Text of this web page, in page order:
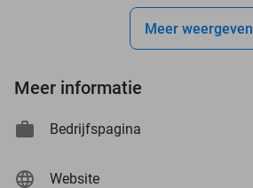
Meer weergeven
Meer informatie
Bedrijfspagina
Website